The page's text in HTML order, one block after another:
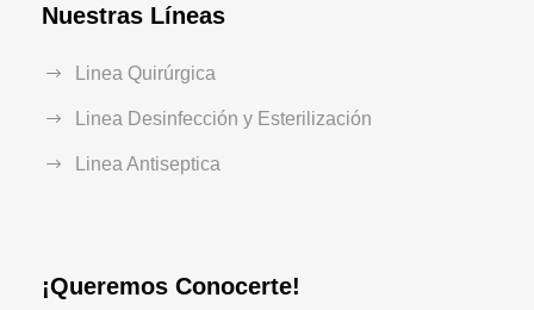
Nuestras Líneas
Linea Quirúrgica
Linea Desinfección y Esterilización
Linea Antiseptica
¡Queremos Conocerte!